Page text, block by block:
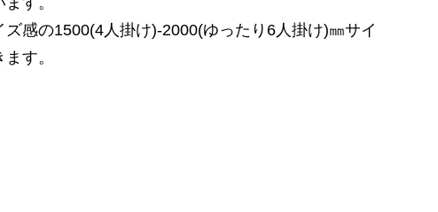
感の1500(4人掛け)-2000(ゆったり6人掛け)㎜サイ
す。